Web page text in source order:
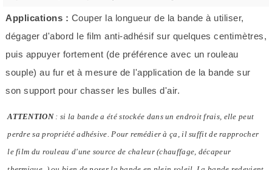
Applications : Couper la longueur de la bande à utiliser,
dégager d'abord le film anti-adhésif sur quelques centimètres,
puis appuyer fortement (de préférence avec un rouleau
souple) au fur et à mesure de l'application de la bande sur
son support pour chasser les bulles d'air.
ATTENTION: si la bande a été stockée dans un endroit frais, elle peut
perdre sa propriété adhésive. Pour remédier à ça, il suffit de rapprocher
le film du rouleau d'une source de chaleur (chauffage, décapeur